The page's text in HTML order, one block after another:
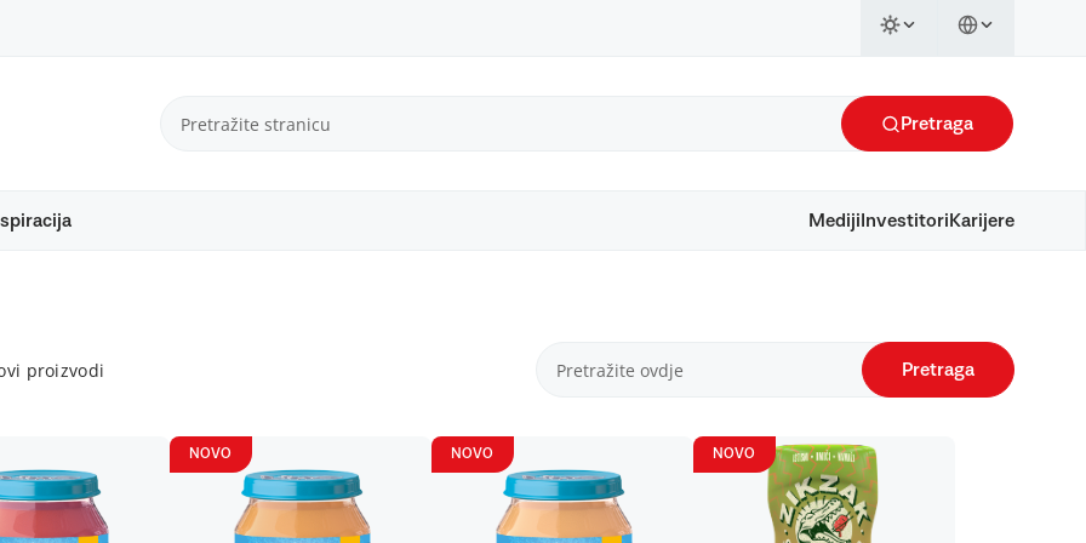
Pretraga
Mediji Investitori Karijere
proizvodi Pretraga
NOVO NOVO NOVO